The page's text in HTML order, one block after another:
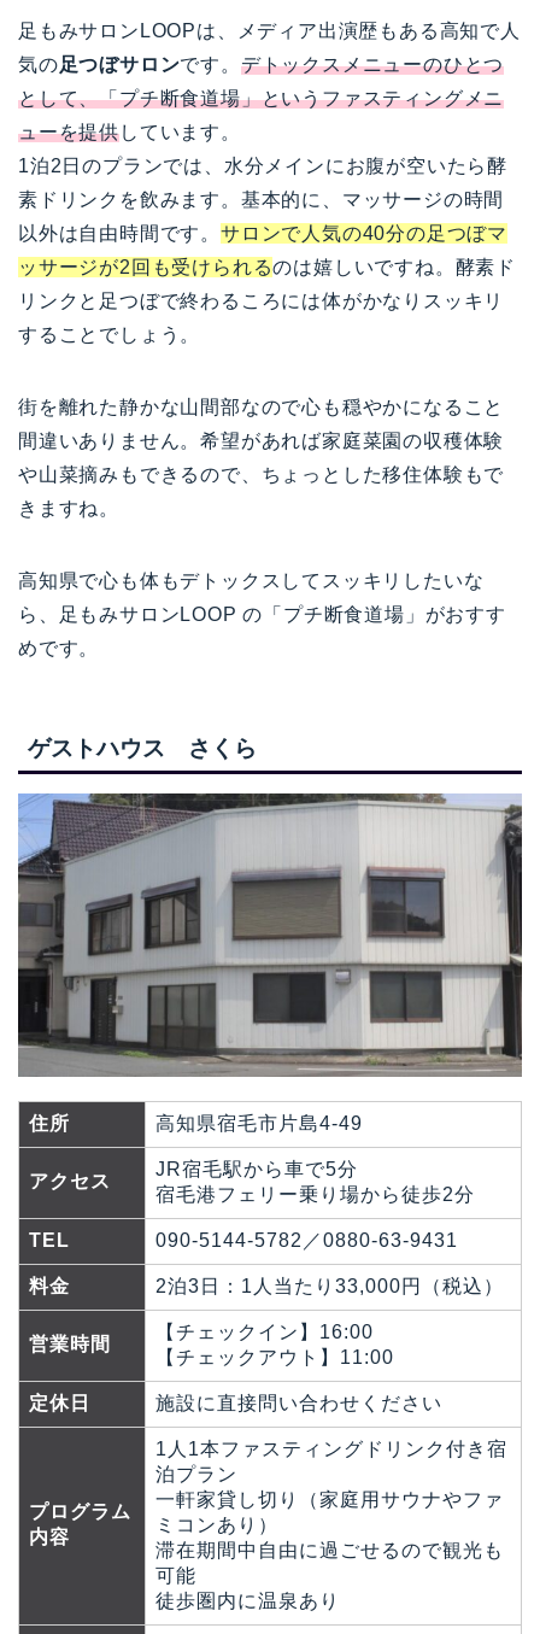
足もみサロンLOOPは、メディア出演歴もある高知で人
気の足つぼサロンです。 デトックスメニューのひとつ
として、「プチ断食道場」というファスティングメニ
ューを提供しています。
1泊2日のプランでは、水分メインにお腹が空いたら酵
素ドリンクを飲みます。基本的に、マッサージの時間
以外は自由時間です。 サロンで人気の40分の足つぼマ
ッサージが2回も受けられるのは嬉しいですね。酵素ド
リンクと足つぼで終わるころには体がかなりスッキリ
することでしょう。
街を離れた静かな山間部なので心も穏やかになること
間違いありません。希望があれば家庭菜園の収穫体験
や山菜摘みもできるので、ちょっとした移住体験もで
きますね。
高知県で心も体もデトックスしてスッキリしたいな
ら、足もみサロンLOOP の「プチ断食道場」がおすす
めです。
ゲストハウス さくら
住所 高知県宿毛市片島4‐49
アクセス
JR宿毛駅から車で5分
宿毛港フェリー乗り場から徒歩2分
TEL 090-5144-5782／0880-63-9431
料金 2泊3日：1人当たり33,000円（税込）
営業時間
【チェックイン】16:00
【チェックアウト】11:00
定休日 施設に直接問い合わせください
プログラム
内容
1人1本ファスティングドリンク付き宿
泊プラン
一軒家貸し切り（家庭用サウナやファ
ミコンあり）
滞在期間中自由に過ごせるので観光も
可能
徒歩圏内に温泉あり